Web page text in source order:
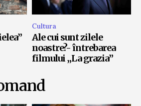
Cultura
Ale cui sunt zilele
noastre?- întrebarea
filmului „La grazia”